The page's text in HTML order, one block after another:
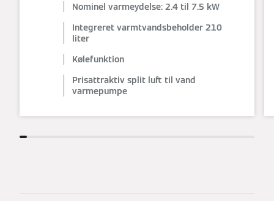
Nominel varmeydelse: 2.4 til 7.5 kW
Integreret varmtvandsbeholder 210
liter
Kølefunktion
Prisattraktiv split luft til vand
varmepumpe